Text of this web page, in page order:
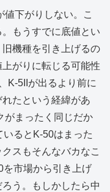
値下がりしない。こ
もうすでに底値とい
機種を引き上げるの
がりに転じる可能性
K-5IIが出るより前に
たという経緯があ
がまったく同じだか
るとK-50はまった
スもそんなバカなこ
を市場から引き上げ
う。もしかしたら中